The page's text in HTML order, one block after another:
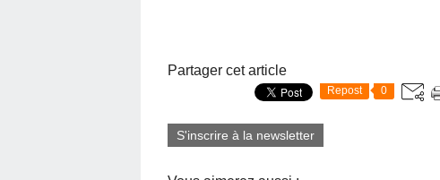
Partager cet article
Repost 0
S'inscrire à la newsletter